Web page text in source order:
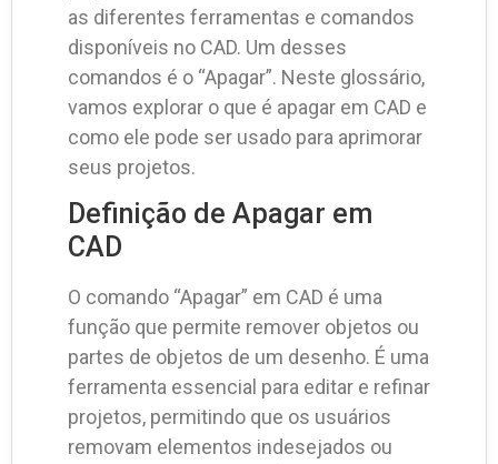
as diferentes ferramentas e comandos
disponíveis no CAD. Um desses
comandos é o “Apagar”. Neste glossário,
vamos explorar o que é apagar em CAD e
como ele pode ser usado para aprimorar
seus projetos.
Definição de Apagar em
CAD
O comando “Apagar” em CAD é uma
função que permite remover objetos ou
partes de objetos de um desenho. É uma
ferramenta essencial para editar e refinar
projetos, permitindo que os usuários
removam elementos indesejados ou